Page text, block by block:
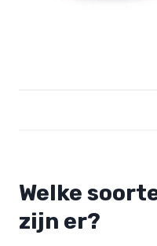
Welke
zijn er?